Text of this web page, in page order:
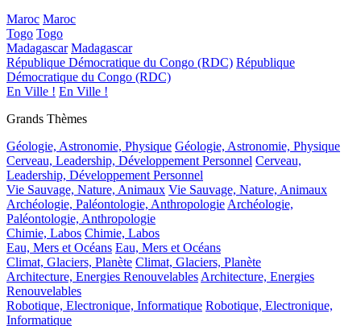
Maroc Maroc
Togo Togo
Madagascar Madagascar
République Démocratique du Congo (RDC) République
Démocratique du Congo (RDC)
En Ville ! En Ville !
Grands Thèmes
Géologie, Astronomie, Physique Géologie, Astronomie, Physique
Cerveau, Leadership, Développement Personnel Cerveau,
Leadership, Développement Personnel
Vie Sauvage, Nature, Animaux Vie Sauvage, Nature, Animaux
Archéologie, Paléontologie, AnthropologieArchéologie,
Paléontologie, Anthropologie
Chimie, Labos Chimie, Labos
Eau, Mers et Océans Eau, Mers et Océans
Climat, Glaciers, Planète Climat, Glaciers, Planète
Architecture, Energies RenouvelablesArchitecture, Energies
Renouvelables
Robotique, Electronique, Informatique Robotique, Electronique,
Informatique